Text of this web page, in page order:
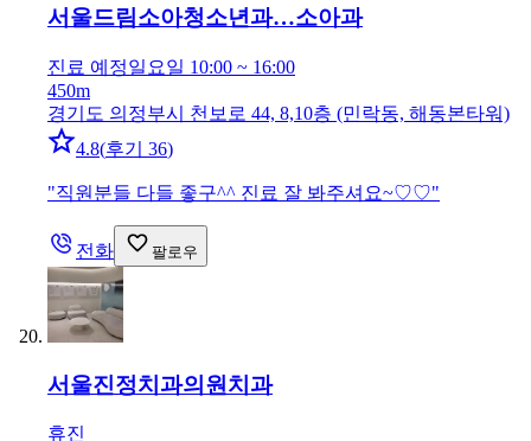
서울드림소아청소년과…소아과
진료 예정일요일 10:00 ~ 16:00
450m
경기도 의정부시 천보로 44, 8,10층 (민락동, 해동본타워)
4.8(후기 36)
"직원분들 다들 좋구^^ 진료 잘 봐주셔요~♡♡"
전화 팔로우
서울진정치과의원 치과
휴진